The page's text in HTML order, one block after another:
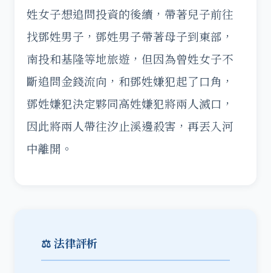
姓女子想追問投資的後續，帶著兒子前往
找鄧姓男子，鄧姓男子帶著母子到東部，
南投和基隆等地旅遊，但因為曾姓女子不
斷追問金錢流向，和鄧姓嫌犯起了口角，
鄧姓嫌犯決定夥同高姓嫌犯將兩人滅口，
因此將兩人帶往汐止溪邊殺害，再丟入河
中離開。
⚖️ 法律評析